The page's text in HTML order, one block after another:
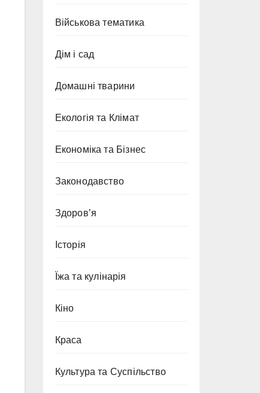
Військова тематика
Дім і сад
Домашні тварини
Екологія та Клімат
Економіка та Бізнес
Законодавство
Здоров’я
Історія
Їжа та кулінарія
Кіно
Краса
Культура та Суспільство